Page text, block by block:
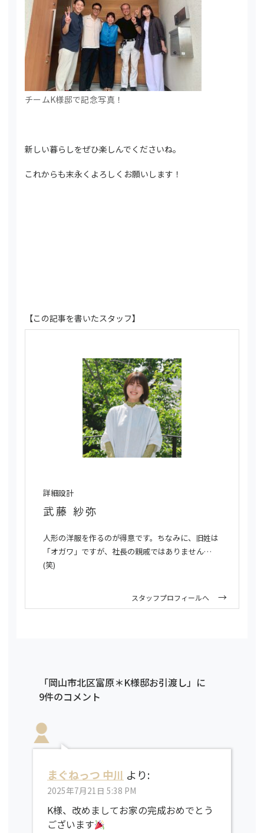
チームK様邸で記念写真！
新しい暮らしをぜひ楽しんでくださいね。
これからも末永くよろしくお願いします！
【この記事を書いたスタッフ】
詳細設計
武藤 紗弥
人形の洋服を作るのが得意です。ちなみに、旧姓は
「オガワ」ですが、社長の親戚ではありません…
(笑)
スタッフプロフィールへ
「岡山市北区富原＊K様邸お引渡し」に
9件のコメント
まぐねっつ 中川 より:
2025年7月21日 5:38 PM
K様、改めましてお家の完成おめでとう
ございます